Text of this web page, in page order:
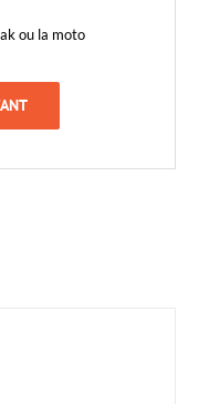
ou la moto